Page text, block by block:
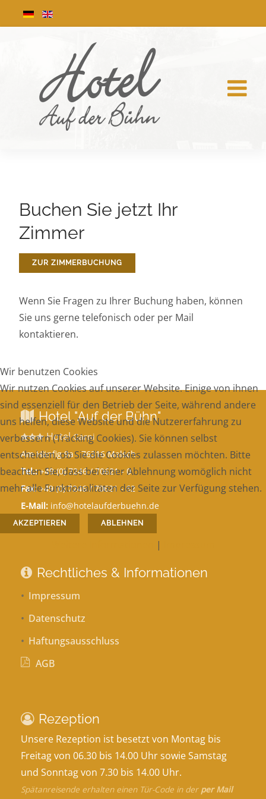
Buchen Sie jetzt Ihr
Zimmer
ZUR ZIMMERBUCHUNG
Wenn Sie Fragen zu Ihrer Buchung haben, können
Sie uns gerne telefonisch oder per Mail
kontaktieren.
Hotel "Auf der Bühn"
HotelGarni
Am Hänfig 9a - 76316 Malsch
Tel.:+49 (0) 7246 / 70621 - 0
Fax:+49 (0) 7246 / 70621 - 62
E-Mail: info@hotelaufderbuehn.de
Rechtliches & Informationen
Impressum
Datenschutz
Haftungsausschluss
AGB
Rezeption
Unsere Rezeption ist besetzt von Montag bis
Freitag von 06.30 bis 14.00 Uhr sowie Samstag
und Sonntag von 7.30 bis 14.00 Uhr.
Spätanreisende erhalten einen Tür-Code in der per Mail
Wir benutzen Cookies
Wir nutzen Cookies auf unserer Website. Einige von ihnen
sind essenziell für den Betrieb der Seite, während andere
uns helfen, diese Website und die Nutzererfahrung zu
verbessern (Tracking Cookies). Sie können selbst
entscheiden, ob Sie die Cookies zulassen möchten. Bitte
beachten Sie, dass bei einer Ablehnung womöglich nicht
mehr alle Funktionalitäten der Seite zur Verfügung stehen.
AKZEPTIEREN ABLEHNEN
|